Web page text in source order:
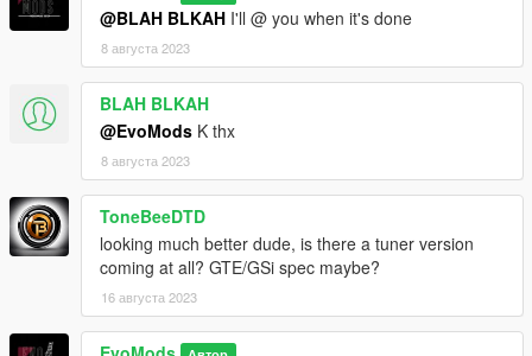
@BLAH BLKAH I'll @ you when it's done
8 августа 2023
BLAH BLKAH
@EvoMods K thx
8 августа 2023
ToneBeeDTD
looking much better dude, is there a tuner version
coming at all? GTE/GSi spec maybe?
16 августа 2023